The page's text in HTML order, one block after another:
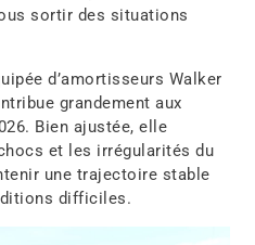
sortir des situations
d’amortisseurs Walker
grandement aux
Bien ajustée, elle
et les irrégularités du
une trajectoire stable
difficiles.